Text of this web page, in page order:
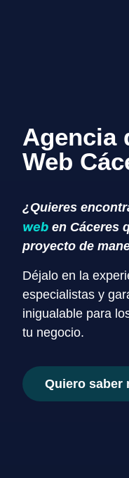
Agencia
Web
¿Quieres
web en Cáceres
proyecto de
Déjalo en la
especialistas y
inigualable para
tu negocio.
Quiero saber